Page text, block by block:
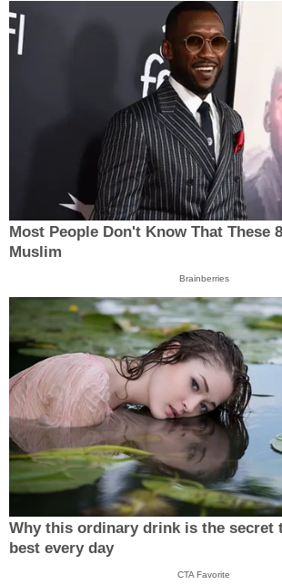
Most People Don't Know That These
Muslim
Brainberries
Why this ordinary drink is the secret
best every day
CTA Favorite